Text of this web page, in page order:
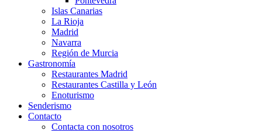
Islas Canarias
La Rioja
Madrid
Navarra
Región de Murcia
Gastronomía
Restaurantes Madrid
Restaurantes Castilla y León
Enoturismo
Senderismo
Contacto
Contacta con nosotros